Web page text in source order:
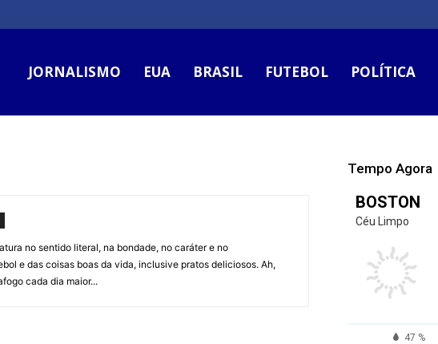
JORNALISMO EUA BRASIL FUTEBOL POLÍTICA
no sentido literal, na bondade, no caráter e no
e das coisas boas da vida, inclusive pratos deliciosos. Ah,
cada dia maior...
Tempo Agora
BOSTON
Céu Limpo
47 %